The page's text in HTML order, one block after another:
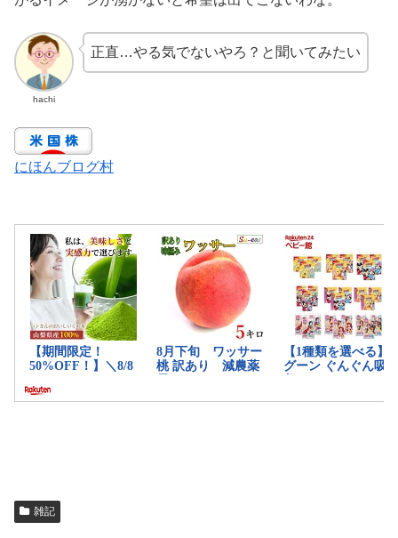
hachi
正直…やる気でないやろ？と聞いてみたい
にほんブログ村
雑記